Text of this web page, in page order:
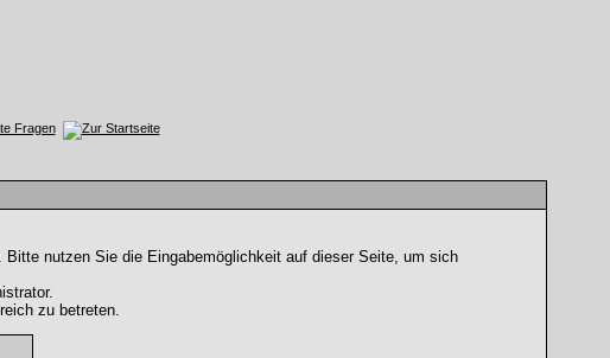
nutzen Sie die Eingabemöglichkeit auf dieser Seite, um sich
zu betreten.